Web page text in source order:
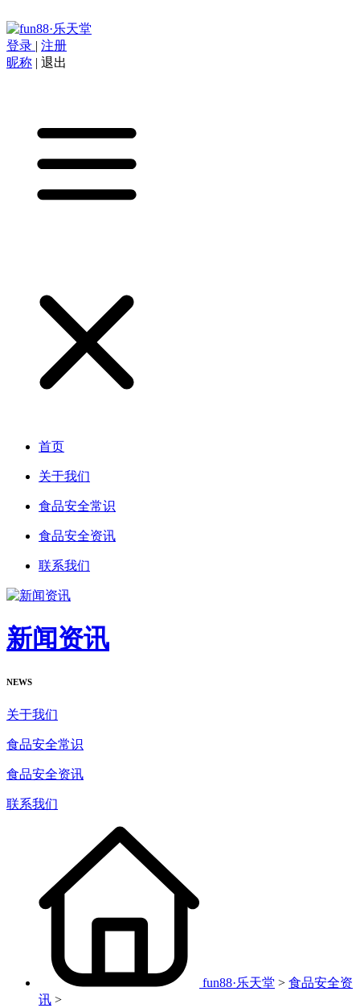
登录 | 注册
昵称 | 退出
首页
关于我们
食品安全常识
食品安全资讯
联系我们
新闻资讯
NEWS
关于我们
食品安全常识
食品安全资讯
联系我们
fun88·乐天堂 > 食品安全资
讯 >